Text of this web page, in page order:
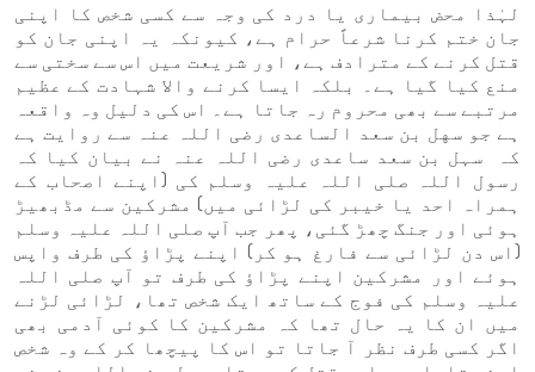
لہٰذا محض بیماری یا درد کی وجہ سے کسی شخص کا اپنی
جان ختم کرنا شرعاً حرام ہے، کیونکہ یہ اپنی جان کو
قتل کرنے کے مترادف ہے، اور شریعت میں اس سے سختی سے
منع کیا گیا ہے۔ بلکہ ایسا کرنے والا شہادت کے عظیم
مرتبے سے بھی محروم رہ جاتا ہے۔ اس کی دلیل وہ واقعہ
ہے جو سهل بن سعد الساعدی رضی اللہ عنہ سے روایت ہے
کہ سہل بن سعد ساعدی رضی اللہ عنہ نے بیان کیا کہ
رسول اللہ صلی اللہ علیہ وسلم کی (اپنے اصحاب کے
ہمراہ احد یا خیبر کی لڑائی میں) مشرکین سے مڈبھیڑ
ہوئی اور جنگ چھڑ گئی، پھر جب آپ صلی اللہ علیہ وسلم
(اس دن لڑائی سے فارغ ہو کر) اپنے پڑاؤ کی طرف واپس
ہوئے اور مشرکین اپنے پڑاؤ کی طرف تو آپ صلی اللہ
علیہ وسلم کی فوج کے ساتھ ایک شخص تھا، لڑائی لڑنے
میں ان کا یہ حال تھا کہ مشرکین کا کوئی آدمی بھی
اگر کسی طرف نظر آ جاتا تو اس کا پیچھا کر کے وہ شخص